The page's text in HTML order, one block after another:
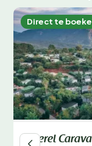
Direct te
Esterel